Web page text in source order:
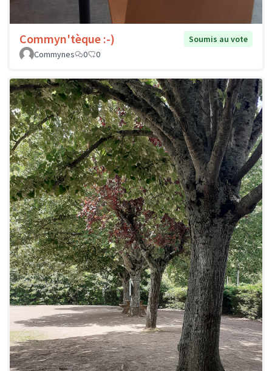
Commyn'tèque :-)
Soumis au vote
Commynes
0 0